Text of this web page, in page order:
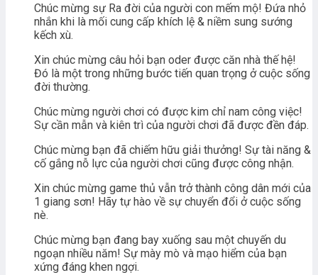
Chúc mừng sự Ra đời của người con mếm mộ! Đứa nhỏ
nhắn khi là mối cung cấp khích lệ & niềm sung sướng
kếch xù.
Xin chúc mừng câu hỏi bạn oder được căn nhà thế hệ!
Đó là một trong những bước tiến quan trọng ở cuộc sống
đời thường.
Chúc mừng người chơi có được kim chỉ nam công việc!
Sự cần mẫn và kiên trì của người chơi đã được đền đáp.
Chúc mừng bạn đã chiếm hữu giải thưởng! Sự tài năng &
cố gắng nỗ lực của người chơi cũng được công nhận.
Xin chúc mừng game thủ vẫn trở thành công dân mới của
1 giang sơn! Hãy tự hào về sự chuyển đổi ở cuộc sống
nè.
Chúc mừng bạn đang bay xuống sau một chuyến du
ngoạn nhiều năm! Sự mày mò và mạo hiểm của bạn
xứng đáng khen ngợi.